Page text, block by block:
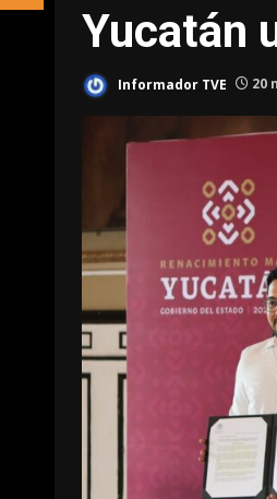
Yucatán
Informador TVE 20